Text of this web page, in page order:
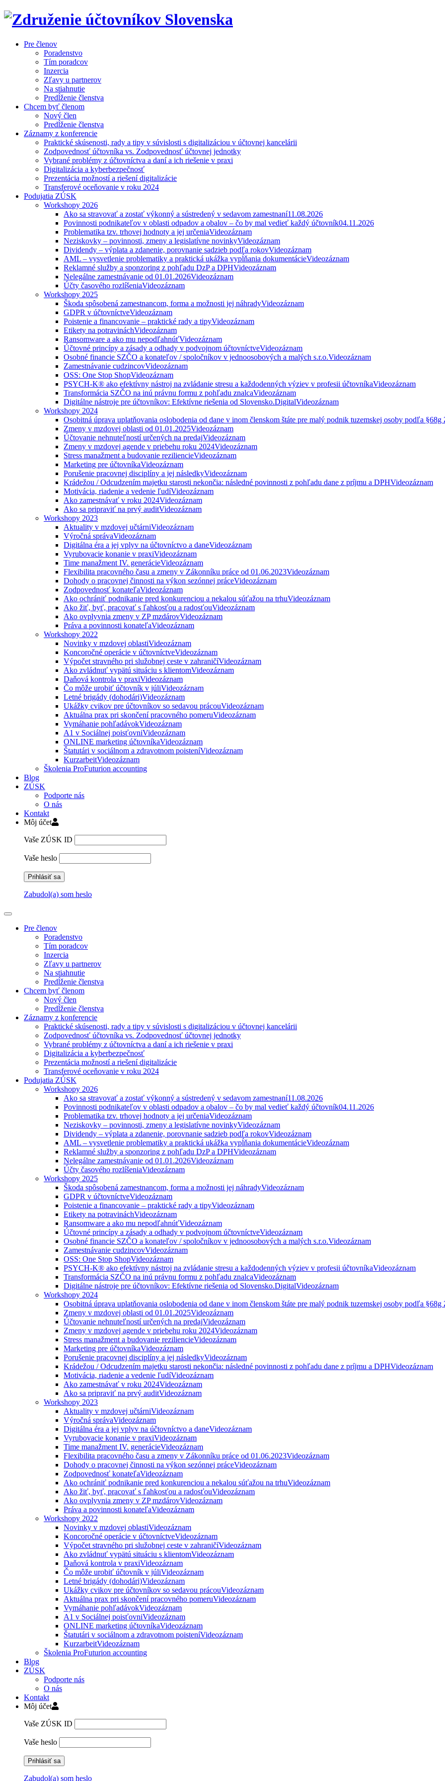
Pre členov
Poradenstvo
Tím poradcov
Inzercia
Zľavy u partnerov
Na stiahnutie
Predĺženie členstva
Chcem byť členom
Nový člen
Predĺženie členstva
Záznamy z konferencie
Praktické skúsenosti, rady a tipy v súvislosti s digitalizáciou v účtovnej kancelárii
Zodpovednosť účtovníka vs. Zodpovednosť účtovnej jednotky
Vybrané problémy z účtovníctva a daní a ich riešenie v praxi
Digitalizácia a kyberbezpečnosť
Prezentácia možností a riešení digitalizácie
Transferové oceňovanie v roku 2024
Podujatia ZÚSK
Workshopy 2026
Ako sa stravovať a zostať výkonný a sústredený v sedavom zamestnaní11.08.2026
Povinnosti podnikateľov v oblasti odpadov a obalov – čo by mal vedieť každý účtovník04.11.2026
Problematika tzv. trhovej hodnoty a jej určeniaVideozáznam
Neziskovky – povinnosti, zmeny a legislatívne novinkyVideozáznam
Dividendy – výplata a zdanenie, porovnanie sadzieb podľa rokovVideozáznam
AML – vysvetlenie problematiky a praktická ukážka vypĺňania dokumentácieVideozáznam
Reklamné služby a sponzoring z pohľadu DzP a DPHVideozáznam
Nelegálne zamestnávanie od 01.01.2026Videozáznam
Účty časového rozlíšeniaVideozáznam
Workshopy 2025
Škoda spôsobená zamestnancom, forma a možnosti jej náhradyVideozáznam
GDPR v účtovníctveVideozáznam
Poistenie a financovanie – praktické rady a tipyVideozáznam
Etikety na potravináchVideozáznam
Ransomware a ako mu nepodľahnúťVideozáznam
Účtovné princípy a zásady a odhady v podvojnom účtovníctveVideozáznam
Osobné financie SZČO a konateľov / spoločníkov v jednoosobových a malých s.r.o.Videozáznam
Zamestnávanie cudzincovVideozáznam
OSS: One Stop ShopVideozáznam
PSYCH-K® ako efektívny nástroj na zvládanie stresu a každodenných výziev v profesii účtovníkaVideozáznam
Transformácia SZČO na inú právnu formu z pohľadu znalcaVideozáznam
Digitálne nástroje pre účtovníkov: Efektívne riešenia od Slovensko.DigitalVideozáznam
Workshopy 2024
Osobitná úprava uplatňovania oslobodenia od dane v inom členskom štáte pre malý podnik tuzemskej osoby podľa §68g
Zmeny v mzdovej oblasti od 01.01.2025Videozáznam
Účtovanie nehnuteľností určených na predajVideozáznam
Zmeny v mzdovej agende v priebehu roku 2024Videozáznam
Stress manažment a budovanie reziliencieVideozáznam
Marketing pre účtovníkaVideozáznam
Porušenie pracovnej disciplíny a jej následkyVideozáznam
Krádežou / Odcudzením majetku starosti nekončia: následné povinnosti z pohľadu dane z príjmu a DPHVideozáznam
Motivácia, riadenie a vedenie ľudíVideozáznam
Ako zamestnávať v roku 2024Videozáznam
Ako sa pripraviť na prvý auditVideozáznam
Workshopy 2023
Aktuality v mzdovej učtárniVideozáznam
Výročná správaVideozáznam
Digitálna éra a jej vplyv na účtovníctvo a daneVideozáznam
Vyrubovacie konanie v praxiVideozáznam
Time manažment IV. generácieVideozáznam
Flexibilita pracovného času a zmeny v Zákonníku práce od 01.06.2023Videozáznam
Dohody o pracovnej činnosti na výkon sezónnej práceVideozáznam
Zodpovednosť konateľaVideozáznam
Ako ochrániť podnikanie pred konkurenciou a nekalou súťažou na trhuVideozáznam
Ako žiť, byť, pracovať s ľahkosťou a radosťouVideozáznam
Ako ovplyvnia zmeny v ZP mzdárovVideozáznam
Práva a povinnosti konateľaVideozáznam
Workshopy 2022
Novinky v mzdovej oblastiVideozáznam
Koncoročné operácie v účtovníctveVideozáznam
Výpočet stravného pri služobnej ceste v zahraničíVideozáznam
Ako zvládnuť vypätú situáciu s klientomVideozáznam
Daňová kontrola v praxiVideozáznam
Čo môže urobiť účtovník v júliVideozáznam
Letné brigády (dohodári)Videozáznam
Ukážky cvikov pre účtovníkov so sedavou prácouVideozáznam
Aktuálna prax pri skončení pracovného pomeruVideozáznam
Vymáhanie pohľadávokVideozáznam
A1 v Sociálnej poisťovniVideozáznam
ONLINE marketing účtovníkaVideozáznam
Štatutári v sociálnom a zdravotnom poisteníVideozáznam
KurzarbeitVideozáznam
Školenia ProFuturion accounting
Blog
ZÚSK
Podporte nás
O nás
Kontakt
Môj účet
Vaše ZÚSK ID
Vaše heslo
Zabudol(a) som heslo
Pre členov
Poradenstvo
Tím poradcov
Inzercia
Zľavy u partnerov
Na stiahnutie
Predĺženie členstva
Chcem byť členom
Nový člen
Predĺženie členstva
Záznamy z konferencie
Praktické skúsenosti, rady a tipy v súvislosti s digitalizáciou v účtovnej kancelárii
Zodpovednosť účtovníka vs. Zodpovednosť účtovnej jednotky
Vybrané problémy z účtovníctva a daní a ich riešenie v praxi
Digitalizácia a kyberbezpečnosť
Prezentácia možností a riešení digitalizácie
Transferové oceňovanie v roku 2024
Podujatia ZÚSK
Workshopy 2026
Ako sa stravovať a zostať výkonný a sústredený v sedavom zamestnaní11.08.2026
Povinnosti podnikateľov v oblasti odpadov a obalov – čo by mal vedieť každý účtovník04.11.2026
Problematika tzv. trhovej hodnoty a jej určeniaVideozáznam
Neziskovky – povinnosti, zmeny a legislatívne novinkyVideozáznam
Dividendy – výplata a zdanenie, porovnanie sadzieb podľa rokovVideozáznam
AML – vysvetlenie problematiky a praktická ukážka vypĺňania dokumentácieVideozáznam
Reklamné služby a sponzoring z pohľadu DzP a DPHVideozáznam
Nelegálne zamestnávanie od 01.01.2026Videozáznam
Účty časového rozlíšeniaVideozáznam
Workshopy 2025
Škoda spôsobená zamestnancom, forma a možnosti jej náhradyVideozáznam
GDPR v účtovníctveVideozáznam
Poistenie a financovanie – praktické rady a tipyVideozáznam
Etikety na potravináchVideozáznam
Ransomware a ako mu nepodľahnúťVideozáznam
Účtovné princípy a zásady a odhady v podvojnom účtovníctveVideozáznam
Osobné financie SZČO a konateľov / spoločníkov v jednoosobových a malých s.r.o.Videozáznam
Zamestnávanie cudzincovVideozáznam
OSS: One Stop ShopVideozáznam
PSYCH-K® ako efektívny nástroj na zvládanie stresu a každodenných výziev v profesii účtovníkaVideozáznam
Transformácia SZČO na inú právnu formu z pohľadu znalcaVideozáznam
Digitálne nástroje pre účtovníkov: Efektívne riešenia od Slovensko.DigitalVideozáznam
Workshopy 2024
Osobitná úprava uplatňovania oslobodenia od dane v inom členskom štáte pre malý podnik tuzemskej osoby podľa §68g
Zmeny v mzdovej oblasti od 01.01.2025Videozáznam
Účtovanie nehnuteľností určených na predajVideozáznam
Zmeny v mzdovej agende v priebehu roku 2024Videozáznam
Stress manažment a budovanie reziliencieVideozáznam
Marketing pre účtovníkaVideozáznam
Porušenie pracovnej disciplíny a jej následkyVideozáznam
Krádežou / Odcudzením majetku starosti nekončia: následné povinnosti z pohľadu dane z príjmu a DPHVideozáznam
Motivácia, riadenie a vedenie ľudíVideozáznam
Ako zamestnávať v roku 2024Videozáznam
Ako sa pripraviť na prvý auditVideozáznam
Workshopy 2023
Aktuality v mzdovej učtárniVideozáznam
Výročná správaVideozáznam
Digitálna éra a jej vplyv na účtovníctvo a daneVideozáznam
Vyrubovacie konanie v praxiVideozáznam
Time manažment IV. generácieVideozáznam
Flexibilita pracovného času a zmeny v Zákonníku práce od 01.06.2023Videozáznam
Dohody o pracovnej činnosti na výkon sezónnej práceVideozáznam
Zodpovednosť konateľaVideozáznam
Ako ochrániť podnikanie pred konkurenciou a nekalou súťažou na trhuVideozáznam
Ako žiť, byť, pracovať s ľahkosťou a radosťouVideozáznam
Ako ovplyvnia zmeny v ZP mzdárovVideozáznam
Práva a povinnosti konateľaVideozáznam
Workshopy 2022
Novinky v mzdovej oblastiVideozáznam
Koncoročné operácie v účtovníctveVideozáznam
Výpočet stravného pri služobnej ceste v zahraničíVideozáznam
Ako zvládnuť vypätú situáciu s klientomVideozáznam
Daňová kontrola v praxiVideozáznam
Čo môže urobiť účtovník v júliVideozáznam
Letné brigády (dohodári)Videozáznam
Ukážky cvikov pre účtovníkov so sedavou prácouVideozáznam
Aktuálna prax pri skončení pracovného pomeruVideozáznam
Vymáhanie pohľadávokVideozáznam
A1 v Sociálnej poisťovniVideozáznam
ONLINE marketing účtovníkaVideozáznam
Štatutári v sociálnom a zdravotnom poisteníVideozáznam
KurzarbeitVideozáznam
Školenia ProFuturion accounting
Blog
ZÚSK
Podporte nás
O nás
Kontakt
Môj účet
Vaše ZÚSK ID
Vaše heslo
Zabudol(a) som heslo